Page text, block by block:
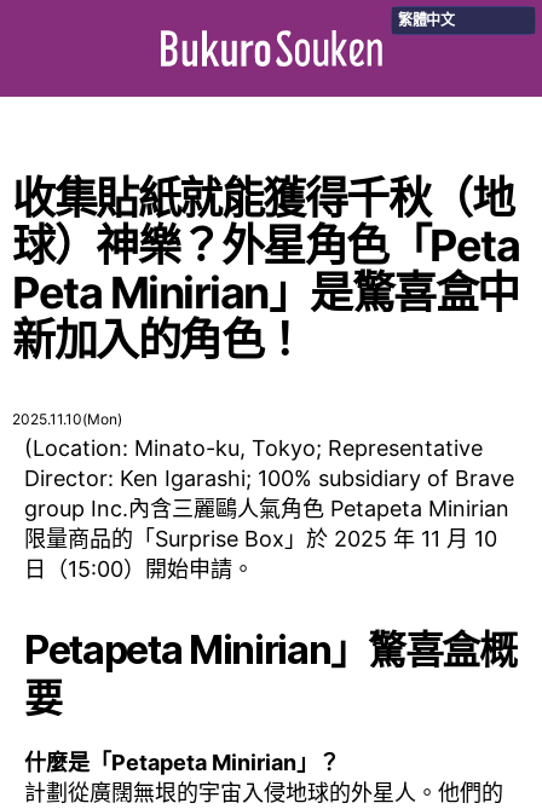
繁體中文
收集貼紙就能獲得千秋（地
球）神樂？外星角色「Peta
Peta Minirian」是驚喜盒中
新加入的角色！
2025.11.10(Mon)
(Location: Minato-ku, Tokyo; Representative
Director: Ken Igarashi; 100% subsidiary of Brave
group Inc.內含三麗鷗人氣角色 Petapeta Minirian
限量商品的「Surprise Box」於 2025 年 11 月 10
日（15:00）開始申請。
Petapeta Minirian」驚喜盒概
要
什麼是「Petapeta Minirian」？
計劃從廣闊無垠的宇宙入侵地球的外星人。他們的